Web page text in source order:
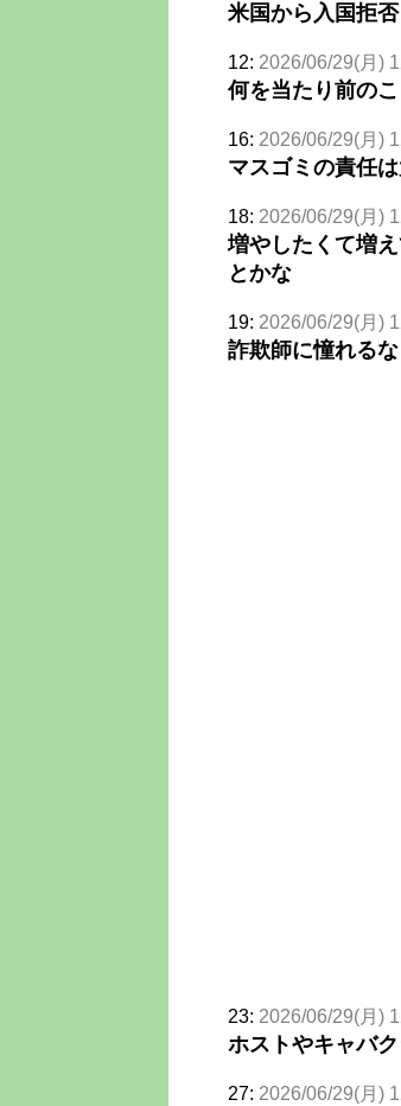
米国から入国拒
12: 2026/06/29(月)
何を当たり前の
16: 2026/06/29(月)
マスゴミの責任
18: 2026/06/29(月)
増やしたくて増
とかな
19: 2026/06/29(月)
詐欺師に憧れるな
23: 2026/06/29(月)
ホストやキャバ
27: 2026/06/29(月)